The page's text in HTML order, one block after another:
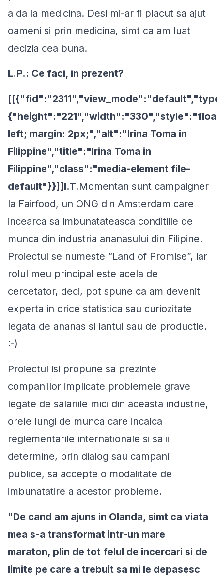
a da la medicina. Desi mi-ar fi placut sa ajut
oameni si prin medicina, simt ca am luat
decizia cea buna.
L.P.: Ce faci, in prezent?
left; margin: 2px;","alt":"Irina Toma in
Filippine","title":"Irina Toma in
Filippine","class":"media-element file-
default"}}]]I.T.Momentan sunt campaigner
la Fairfood, un ONG din Amsterdam care
incearca sa imbunatateasca conditiile de
munca din industria ananasului din Filipine.
Proiectul se numeste “Land of Promise”, iar
rolul meu principal este acela de
cercetator, deci, pot spune ca am devenit
experta in orice statistica sau curiozitate
legata de ananas si lantul sau de productie.
:-)
Proiectul isi propune sa prezinte
companiilor implicate problemele grave
legate de salariile mici din aceasta industrie,
orele lungi de munca care incalca
reglementarile internationale si sa ii
determine, prin dialog sau campanii
publice, sa accepte o modalitate de
imbunatatire a acestor probleme.
"De cand am ajuns in Olanda, simt ca viata
mea s-a transformat intr-un mare
maraton, plin de tot felul de incercari si de
limite pe care a trebuit sa mi le depasesc